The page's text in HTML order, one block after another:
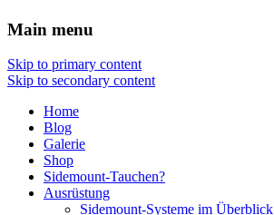
Main menu
Skip to primary content
Skip to secondary content
Home
Blog
Galerie
Shop
Sidemount-Tauchen?
Ausrüstung
Sidemount-Systeme im Überblick